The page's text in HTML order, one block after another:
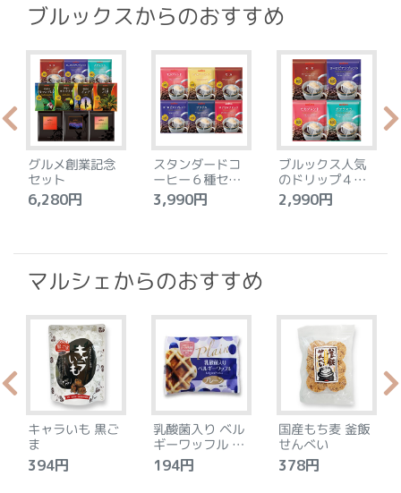
ブルックスからのおすすめ
グルメ創業記念
セット
6,280円
スタンダードコ
ーヒー６種セッ
ト
3,990円
ブルックス人気
のドリップ４種
セット
2,990円
マルシェからのおすすめ
キャラいも 黒ご
ま
394円
乳酸菌入り ベル
ギーワッフル プ
レーン
194円
国産もち麦 釜飯
せんべい
378円